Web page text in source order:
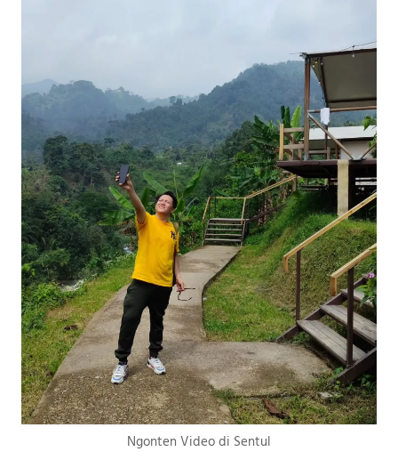
Ngonten Video di Sentul